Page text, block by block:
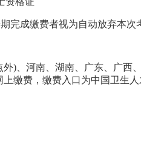
完成缴费者视为自动放弃本次
)、河南、湖南、广东、广西
缴费，缴费入口为中国卫生人